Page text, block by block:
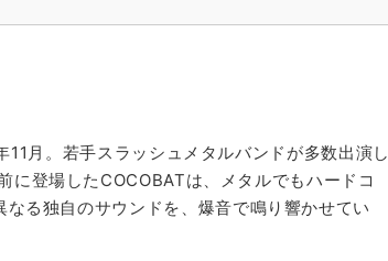
月。若手スラッシュメタルバンドが多数出演し
に登場したCOCOBATは、メタルでもハードコ
る独自のサウンドを、爆音で鳴り響かせてい